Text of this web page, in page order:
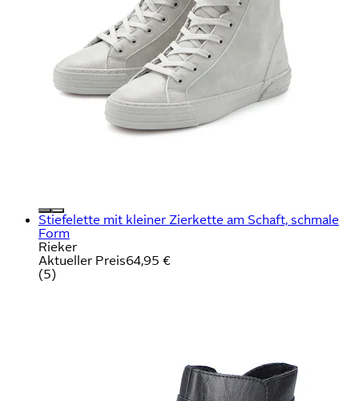
Stiefelette mit kleiner Zierkette am Schaft, schmale
Form
Rieker
Aktueller Preis64,95 €
(5)